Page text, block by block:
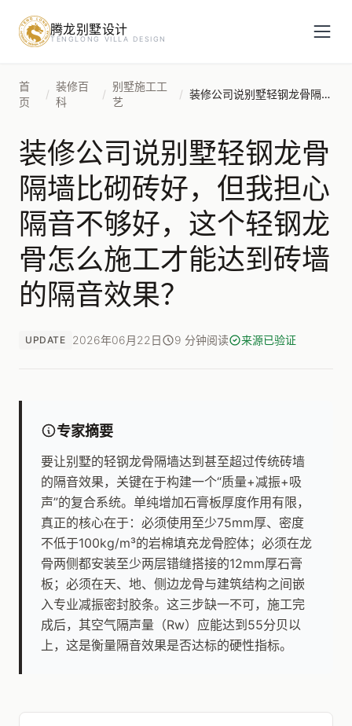
腾龙别墅设计
TENGLONG VILLA DESIGN
首
页
/
装修百
科
/
别墅施工工
艺
/ 装修公司说别墅轻钢龙骨隔墙比砌砖好，但我担心隔音不够好，这个轻钢龙骨怎么施工才能达到砖墙的隔音效果？
装修公司说别墅轻钢龙骨
隔墙比砌砖好，但我担心
隔音不够好，这个轻钢龙
骨怎么施工才能达到砖墙
的隔音效果？
UPDATE 2026年06月22日 9 分钟阅读 来源已验证
专家摘要
要让别墅的轻钢龙骨隔墙达到甚至超过传统砖墙
的隔音效果，关键在于构建一个“质量+减振+吸
声”的复合系统。单纯增加石膏板厚度作用有限，
真正的核心在于：必须使用至少75mm厚、密度
不低于100kg/m³的岩棉填充龙骨腔体；必须在龙
骨两侧都安装至少两层错缝搭接的12mm厚石膏
板；必须在天、地、侧边龙骨与建筑结构之间嵌
入专业减振密封胶条。这三步缺一不可，施工完
成后，其空气隔声量（Rw）应能达到55分贝以
上，这是衡量隔音效果是否达标的硬性指标。
预约设计咨询
姓名*
手机号*
房屋面积（㎡）
立即预约
提交即视为您同意我们与您联系，信息仅用于设计咨询服务